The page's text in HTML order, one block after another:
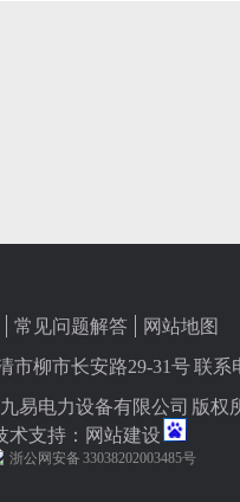
常见问题解答
网站地图
柳市长安路29-31号 联系
易电力设备有限公司 版权
术支持： 网站建设
浙公网安备 33038202003485号